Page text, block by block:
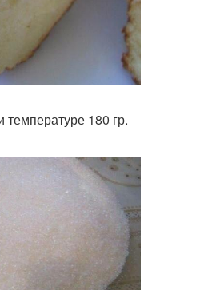
температуре 180 гр.